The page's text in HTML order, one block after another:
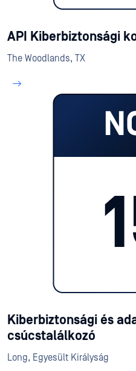
API Kiberbiztonsági
The Woodlands, TX
Kiberbiztonsági és
csúcstalálkozó
Long, Egyesült Királyság